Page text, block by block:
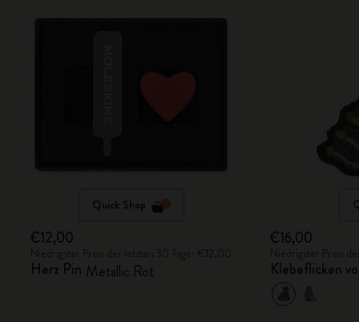
Quick Shop
€12,00
Herz Pin Metallic Rot
€16,00
Klebeflicken